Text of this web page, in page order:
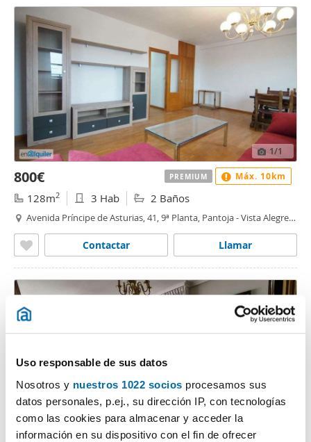
Uso responsable de sus datos
Nosotros y nuestros 1022 socios procesamos sus
datos personales, p.ej., su dirección IP, con tecnologías
como las cookies para almacenar y acceder la
información en su dispositivo con el fin de ofrecer
1/1
800€
128m2 3 Hab 2 Baños
Avenida Príncipe de Asturias, 41, 9ª Planta, Pantoja - Vista Alegre,
Llamar
Contactar
PREMIUM Máx. 10km